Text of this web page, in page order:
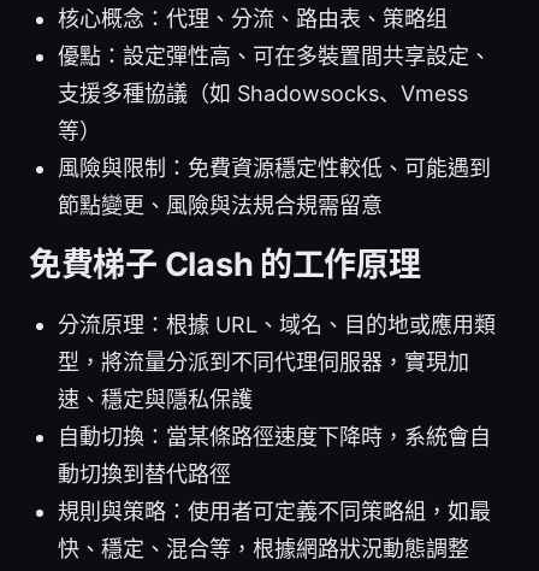
核心概念：代理、分流、路由表、策略组
優點：設定彈性高、可在多裝置間共享設定、
支援多種協議（如 Shadowsocks、Vmess
等）
風險與限制：免費資源穩定性較低、可能遇到
節點變更、風險與法規合規需留意
免費梯子 Clash 的工作原理
分流原理：根據 URL、域名、目的地或應用類
型，將流量分派到不同代理伺服器，實現加
速、穩定與隱私保護
自動切換：當某條路徑速度下降時，系統會自
動切換到替代路徑
規則與策略：使用者可定義不同策略組，如最
快、穩定、混合等，根據網路狀況動態調整